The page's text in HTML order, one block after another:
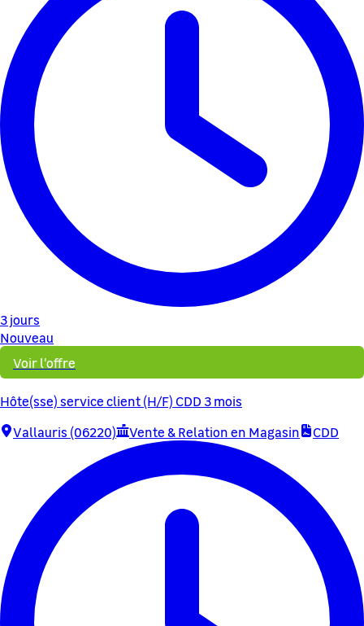
3 jours
Nouveau
Voir l'offre
Hôte(sse) service client (H/F) CDD 3 mois
Vallauris (06220)
Vente & Relation en Magasin CDD